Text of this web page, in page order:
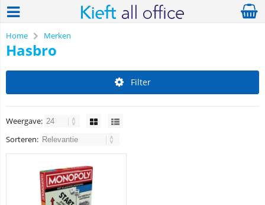
Home Merken
Hasbro
Filter
Weergave:
Sorteren: